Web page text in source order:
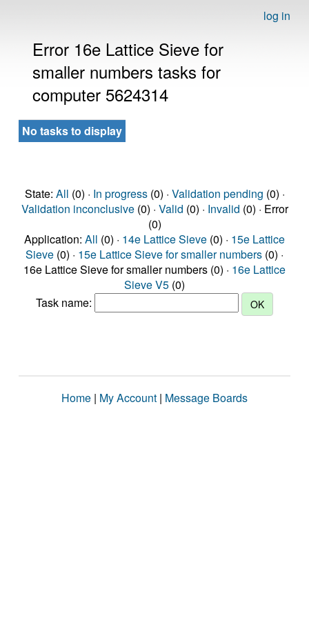
log in
Error 16e Lattice Sieve for
smaller numbers tasks for
computer 5624314
No tasks to display
State: All (0) · In progress(0) · Validation pending (0) ·
Validation inconclusive(0) · Valid (0) · Invalid (0) · Error
(0)
Application: All (0) · 14e Lattice Sieve (0) · 15e Lattice
Sieve (0) · 15e Lattice Sieve for smaller numbers (0) ·
16e Lattice Sieve for smaller numbers (0) · 16e Lattice
Sieve V5 (0)
Task name:
Home | My Account | Message Boards